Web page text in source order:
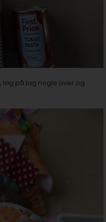
lag på lag nogle over og